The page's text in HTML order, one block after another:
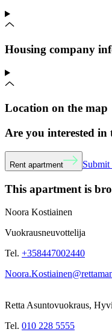
Housing company
Location on the map
Are you interested in
Rent apartment Submit
This apartment is
Noora Kostiainen
Vuokrausneuvottelija
Tel. +358447002440
Retta Asuntovuokraus,
Tel. 010 228 5555